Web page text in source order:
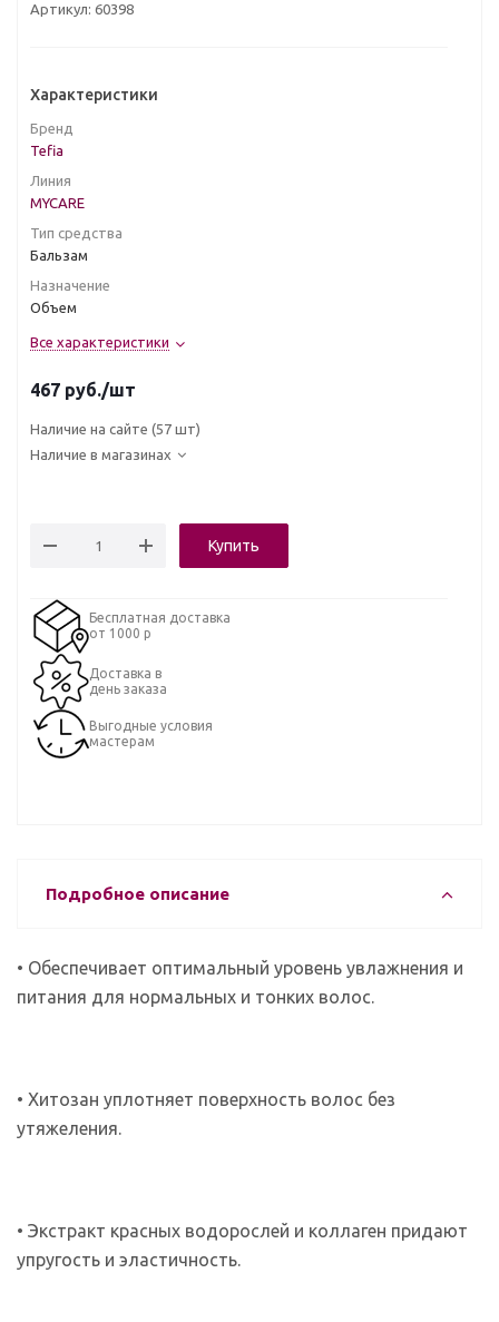
Артикул: 60398
Характеристики
Бренд
Tefia
Линия
MYCARE
Тип средства
Бальзам
Назначение
Объем
Все характеристики
467 руб./шт
Наличие на сайте (57 шт)
Наличие в магазинах
Купить
Бесплатная доставка
от 1000 р
Доставка в
день заказа
Выгодные условия
мастерам
Подробное описание
• Обеспечивает оптимальный уровень увлажнения и
питания для нормальных и тонких волос.
• Хитозан уплотняет поверхность волос без
утяжеления.
• Экстракт красных водорослей и коллаген придают
упругость и эластичность.